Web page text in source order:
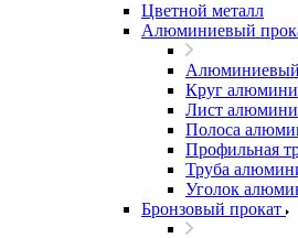
Цветной металл
Алюминиевый
Алюминиевый
Круг
Лист
Полоса
Профильная
Труба
Уголок
Бронзовый прокат